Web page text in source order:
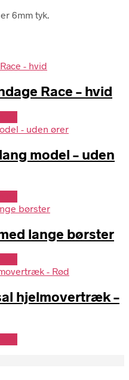
6mm tyk.
Race – hvid
model – uden
lange børster
hjelmovertræk –